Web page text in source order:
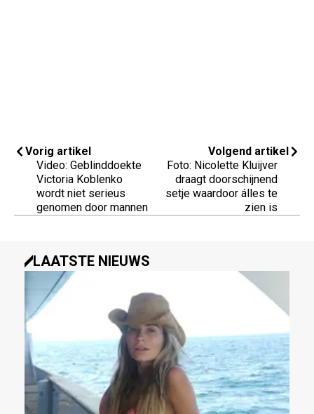
Vorig artikel
Video: Geblinddoekte
Victoria Koblenko
wordt niet serieus
genomen door mannen
Volgend artikel
Foto: Nicolette Kluijver
draagt doorschijnend
setje waardoor álles te
zien is
LAATSTE NIEUWS